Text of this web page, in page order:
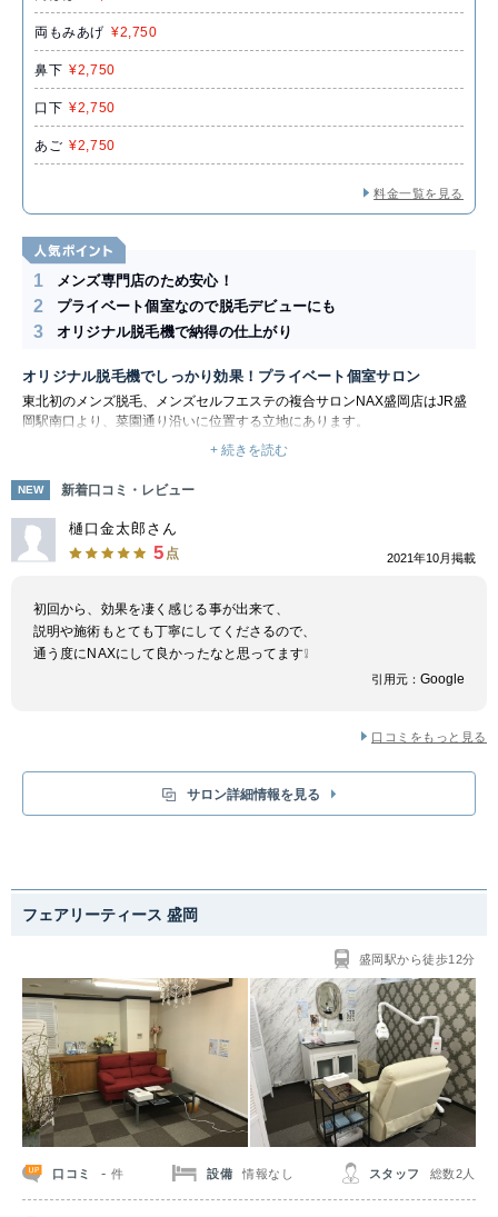
両もみあげ ¥2,750
鼻下 ¥2,750
口下 ¥2,750
あご ¥2,750
料金一覧を見る
1 メンズ専門店のため安心！
2 プライベート個室なので脱毛デビューにも
3 オリジナル脱毛機で納得の仕上がり
オリジナル脱毛機でしっかり効果！プライベート個室サロン
東北初のメンズ脱毛、メンズセルフエステの複合サロンNAX盛岡店はJR盛
岡駅南口より、菜園通り沿いに位置する立地にあります。
大通りにあるため、電車でのアクセスで徒歩でのご来店も非常にアクセスし
男性専門店のため、些細な事から普段友人や家族には相談しづらい事までマ
ンツーマンでお悩みを伺い解決に導きます！自社脱毛機を使用した納得の効
果をお届け致します。
+ 続きを読む
NEW 新着口コミ・レビュー
樋口金太郎さん
5 点 2021年10月掲載
初回から、効果を凄く感じる事が出来て、
説明や施術もとても丁寧にしてくださるので、
通う度にNAXにして良かったなと思ってます❕
引用元： Google
口コミをもっと見る
サロン詳細情報を見る
フェアリーティース 盛岡
盛岡駅から徒歩12分
口コミ -件 設備 情報なし スタッフ 総数2人